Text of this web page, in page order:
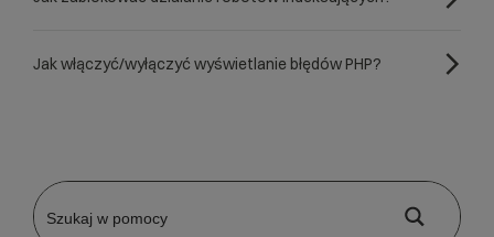
Jak włączyć/wyłączyć wyświetlanie błędów PHP?